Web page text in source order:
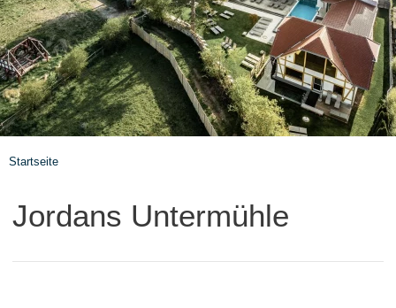
booking & service
ShopRheinhessen-Blog map
Startseite
Jordans Untermühle